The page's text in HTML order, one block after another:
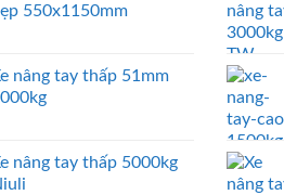
550x1150mm
nâng tay thấp 51mm
nâng tay thấp 5000kg